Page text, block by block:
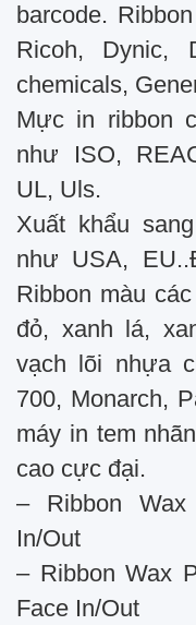
barcode.
Ricoh, Dynic,
chemicals,
Mực in ribbon
như ISO,
UL, Uls.
Xuất khẩu
như USA,
Ribbon màu
đỏ, xanh lá,
vạch lõi nhựa
700, Monarch,
máy in tem
cao cực đại.
– Ribbon
In/Out
– Ribbon Wax
Face In/Out